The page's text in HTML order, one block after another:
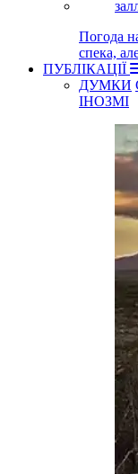
Погода
спека,
ПУБЛІКАЦІЇ
ДУМКИ
ІНОЗМІ